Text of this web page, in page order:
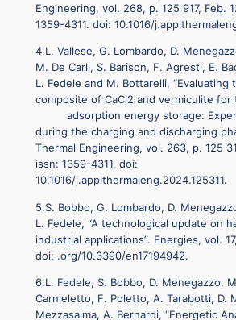
Engineering, vol. 268, p. 125 917, Feb.
1359-4311. doi: 10.1016/
4.L. Vallese, G. Lombardo, D.
M. De Carli, S. Barison, F. Agresti, E.
L. Fedele and M. Bottarelli, “Evaluating
composite of CaCl2 and vermiculite for
adsorption energy storage:
during the charging and discharging
Thermal Engineering, vol. 263, p. 125
issn: 1359-4311. doi:
10.1016/j.applthermaleng.2024.125311.
5.S. Bobbo, G. Lombardo, D.
L. Fedele, “A technological update on
industrial applications”. Energies, vol.
doi: .org/10.3390/en17194942.
6.L. Fedele, S. Bobbo, D. Menegazzo,
Carnieletto, F. Poletto, A. Tarabotti, D.
Mezzasalma, A. Bernardi, “Energetic